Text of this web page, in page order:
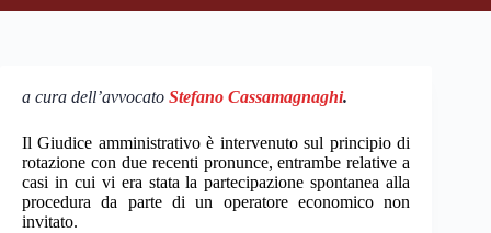
a cura dell’avvocato Stefano Cassamagnaghi.
Il Giudice amministrativo è intervenuto sul principio di
rotazione con due recenti pronunce, entrambe relative a
casi in cui vi era stata la partecipazione spontanea alla
procedura da parte di un operatore economico non
invitato.